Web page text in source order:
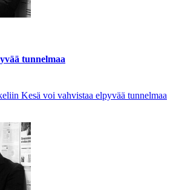
tunnelmaa
Kesä voi vahvistaa elpyvää tunnelmaa